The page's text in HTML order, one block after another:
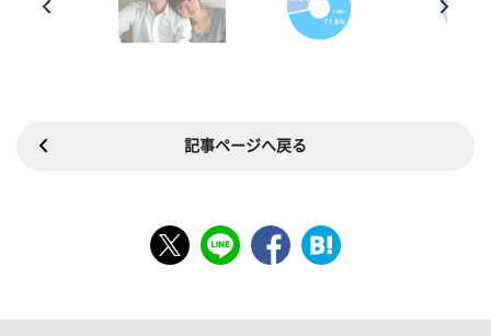
記事ページへ戻る